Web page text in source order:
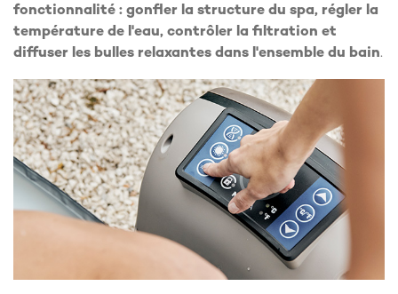
fonctionnalité : gonfler la structure du spa, régler la
température de l'eau, contrôler la filtration et
diffuser les bulles relaxantes dans l'ensemble du bain.